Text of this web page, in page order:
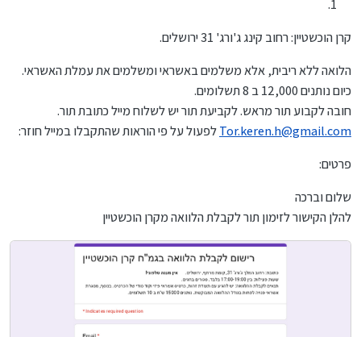
קרן הוכשטיין: רחוב קינג ג'ורג' 31 ירושלים.
הלואה ללא ריבית, אלא משלמים באשראי ומשלמים את עמלת האשראי.
כיום נותנים 12,000 ב 8 תשלומים.
חובה לקבוע תור מראש. לקביעת תור יש לשלוח מייל כתובת תור.
Tor.keren.h@gmail.comלפעול על פי הוראות שהתקבלו במייל חוזר:
פרטים:
שלום וברכה
להלן הקישור לזימון תור לקבלת הלוואה מקרן הוכשטיין